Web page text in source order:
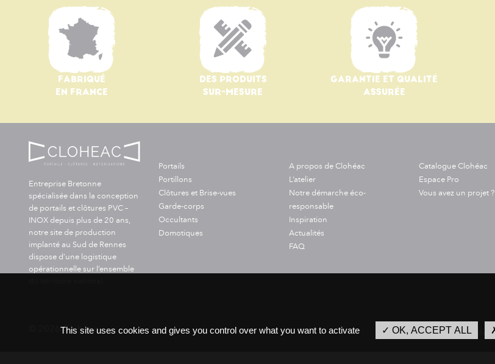
FABRIQUÉ
EN FRANCE
DES PRODUITS
SUR-MESURE
GARANTIE ET QUALITÉ
ASSURÉE
Entreprise Bretonne
spécialisée dans la conception
de portails et clôtures PVC –
INOX depuis plus de 20 ans,
notre site de production
implanté au Sud de Rennes
dispose d’une logistique
opérationnelle sur l’ensemble
Portails
Portillons
Clôtures et Brise-vues
Garde-corps
Occultants
Domotiques
A propos de Clohéac
L’atelier
Notre démarche éco-
responsable
Inspiration
Actualités
FAQ
Catalogue Clohéac
Espace Pro
Vous avez un projet ?
© 2026 Clohéac Mentions légales
This site uses cookies and gives you control over what you want to activate OK, ACCEPT ALL